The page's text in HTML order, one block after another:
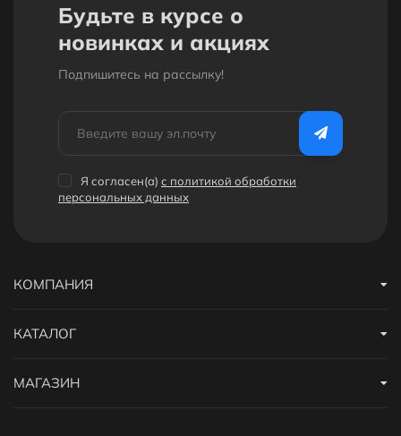
Будьте в курсе о
новинках и акциях
Подпишитесь на рассылкy!
Я согласен(a) с политикой обработки
персональных данных
КОМПАНИЯ
КАТАЛОГ
МАГАЗИН